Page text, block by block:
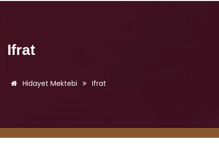
Ifrat
Hidayet Mektebi Ifrat